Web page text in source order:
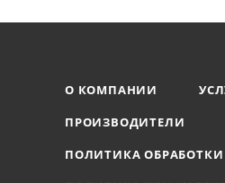
О КОМПАНИИ
ПРОИЗВОДИТЕЛИ
ПОЛИТИКА